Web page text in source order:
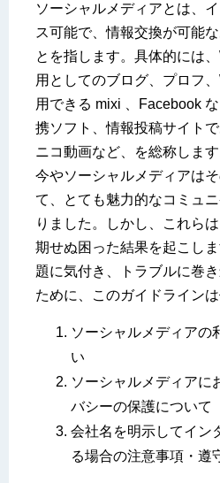
ソーシャルメディアとは、
ス可能で、情報交換が可能
とを指します。具体的には
用としてのブログ、プロフ
用できる mixi 、Facebook
携ソフト、情報投稿サイト
ニコ動画など、を総称します
今やソーシャルメディアは
て、とても魅力的なコミュ
りました。しかし、これら
期せぬ困った結果を起こし
題に気付き、トラブルに巻
ために、このガイドラインは
ソーシャルメディアの
い
ソーシャルメディアに
バシーの保護について
会社名を明示してイン
る場合の注意事項・遵